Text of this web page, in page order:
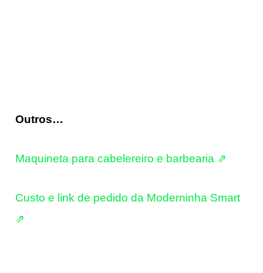
Outros…
Maquineta para cabelereiro e barbearia ⇗
Custo e link de pedido da Moderninha Smart
⇗